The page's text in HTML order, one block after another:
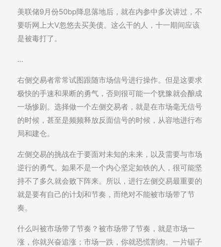
美联储9月份50bp降息落地后，就在内参中多次讲过，不
要听网上大V忽悠去买美债。这么干的人，十一期间应该
是被毒打了。
…
右侧交易者常常试图跟随市场信号进行操作。但是这要求
极快的手速和果断的勇气，否则很可能一个犹豫就会酿成
一场惨剧。选择做一个左侧交易者，就是在市场毫无信号
的时候，甚至是频频释放反面信号的时候，从容地进行布
局和建仓。
左侧交易的挑战在于要面对未知的未来，以及需要与市场
逆行的勇气。如果不是一个内心坚定如铁的人，很可能坚
持不了多久就会败下阵来。所以，进行左侧交易最重要的
就是要有自己的计划和节奏，而绝对不能被市场带了节
奏。
什么叫被市场带了节奏？被市场带了节奏，就是市场一
涨，你就兴奋追涨；市场一跌，你就恐慌割肉。一片锯子